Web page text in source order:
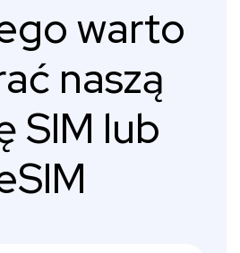
warto
naszą
SIM lub